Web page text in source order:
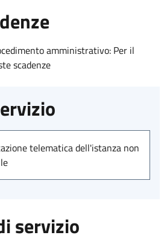
amministrativo: Per il
scadenze
telematica dell'istanza non
servizio